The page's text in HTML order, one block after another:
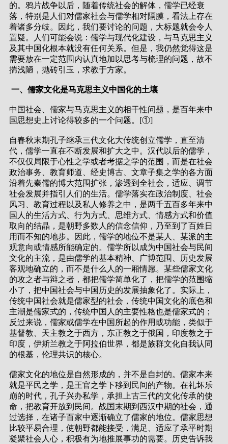
的。鸦片战争以后，随着传统社会的解体，儒学已经衰
落，特别是人们对儒家社会与儒学相对隔膜，看法上存在
着诸多分歧。因此，我们要讨论的问题，大标题就会令人
置疑。人们可能会说：儒学与现代化建设，与马克思主义
及其中国化根本就没有任何关系。但是，我仍然觉得这是
需要放在一定范围内认真地加以思考与梳理的问题，故不
揣浅陋，抛砖引玉，求教于方家。
一、儒家文化是马克思主义中国化的土壤
中国社会、儒家与马克思主义的相干性问题，是百年来中
国思想史上讨论得较多的一个问题。[①]
自春秋末期孔子继承三代文化大传统创立儒学，直至清
代，儒学一直在不断发展和扩大之中。汉代以后的儒学，
不仅仅局限于心性之学或者考据之学的范围，而是在社会
政治事务、教育师道、经史博古、文章子集之学的各方面
沿着先秦儒的博大范围扩张，渗透到全社会，适应、调节
社会发展并指引人们的生活。儒学落实在政治制度、社会
风习、教育过程以及私人修养之中，是两千五百多年来中
国人的生活方式、行为方式、思维方式、情感方式和价值
取向的结晶，是朝野多数人的信念信仰，乃至到了百姓日
用而不知的地步。因此，儒学的地位不是某人、某派的主
观意向或情感所能确定的。儒学所以成为中国社会与民间
文化的主流，是由儒学的基本精神、广博范围、历史发展
客观地确立的，而不是什么人的一厢情愿。某些儒家文化
的攻之者与辩之者，都把儒学简单化了，把儒学的范围缩
小了，把中国社会与中国历史的发展抽象化了。实际上，
传统中国社会就是儒家型的社会，传统中国文化的底色和
主潮是儒家式的，传统中国人的主要性格也是儒家式的；
反过来说，儒家或儒学在中国所起的作用或功能，类似于
基督教、天主教之于西方，东正教之于俄国，印度教之于
印度，伊斯兰教之于阿拉伯世界，都是族群文化自我认同
的根基，伦理共识的核心。
儒家文化的地位是自然形成的，并不是自封的。儒家本来
就是平民之学，是王官之学下移到民间的产物。在礼坏乐
崩的时代，孔子兴办私学，承担上古三代的文化传承的使
命，把教育开放到民间。战国末期到西汉中期的社会，通
过选择，在诸子百家中逐渐确立了儒家的地位。儒家思想
比较平易合理，使朝野都能接受，满足、适应了承平时期
凝聚社会人心，积极有为地推展事功的需要。历史告诉我